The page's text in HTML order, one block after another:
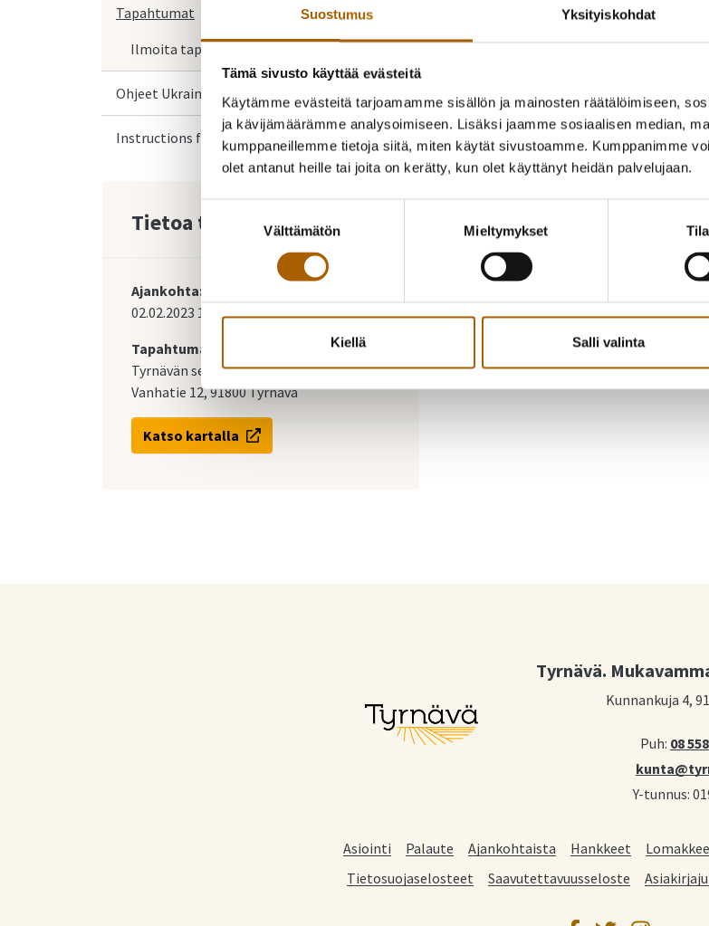
Suostumus Yksityiskohdat
Tämä sivusto käyttää evästeitä
Käytämme evästeitä tarjoamamme sisällön ja mainosten räätälöimiseen,
ja kävijämäärämme analysoimiseen. Lisäksi jaamme sosiaalisen median,
kumppaneillemme tietoja siitä, miten käytät sivustoamme. Kumppanimme
olet antanut heille tai joita on kerätty, kun olet käyttänyt heidän palvelujaan.
valinta
Välttämätön Mieltymykset
Kiellä Salli valinta
Tapahtumat
Ilmoita tapahtuma
Ohjeet Ukrainasta saapuville
Instructions for Ukrainian arrivals
Tietoa tapahtumasta
Ajankohta:
02.02.2023 17:30-18:30
Tapahtumapaikka:
Tyrnävän seurojentalo
Vanhatie 12, 91800 Tyrnävä
Katso kartalla
Kysy lisää ja ilmoittaudu:
Takaisin tapahtumiin
Kutsu kaveri
Jaa Facebookissa
Tyrnävä.
Kunnankuja 4,
Puh: 08
Y-tunnus:
Asiointi Palaute Ajankohtaista Hankkeet
Tietosuojaselosteet
Saavutettavuusseloste